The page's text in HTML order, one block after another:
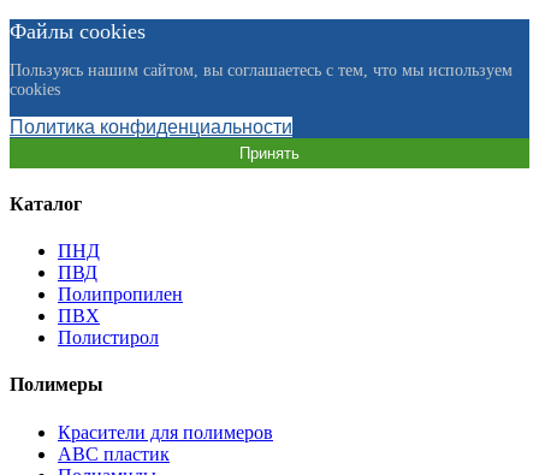
Файлы cookies
Пользуясь нашим сайтом, вы соглашаетесь с тем, что мы используем
cookies
Политика конфиденциальности
Принять
Каталог
ПНД
ПВД
Полипропилен
ПВХ
Полистирол
Полимеры
Красители для полимеров
АВС пластик